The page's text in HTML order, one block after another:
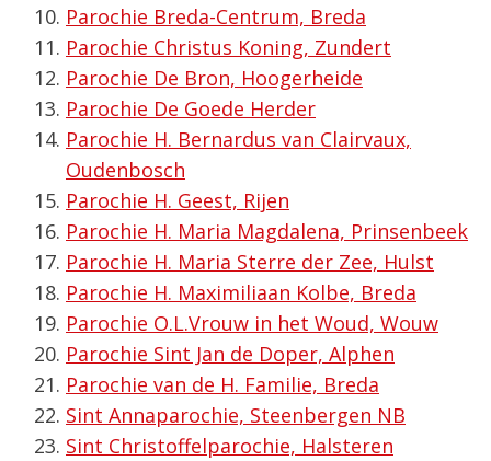
Parochie Breda-Centrum, Breda
Parochie Christus Koning, Zundert
Parochie De Bron, Hoogerheide
Parochie De Goede Herder
Parochie H. Bernardus van Clairvaux,
Oudenbosch
Parochie H. Geest, Rijen
Parochie H. Maria Magdalena, Prinsenbeek
Parochie H. Maria Sterre der Zee, Hulst
Parochie H. Maximiliaan Kolbe, Breda
Parochie O.L.Vrouw in het Woud, Wouw
Parochie Sint Jan de Doper, Alphen
Parochie van de H. Familie, Breda
Sint Annaparochie, Steenbergen NB
Sint Christoffelparochie, Halsteren